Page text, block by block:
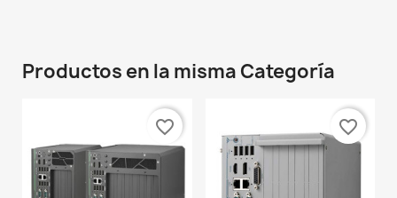
Productos en la misma Categoría
favorite_border favorite_border